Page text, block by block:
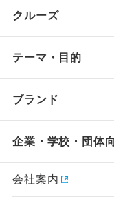
クルーズ
テーマ・目的
ブランド
企業・学校・団体
会社案内